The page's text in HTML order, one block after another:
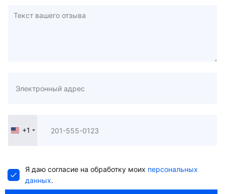
United
+1
Я даю согласие на обработку моих персональных
данных.